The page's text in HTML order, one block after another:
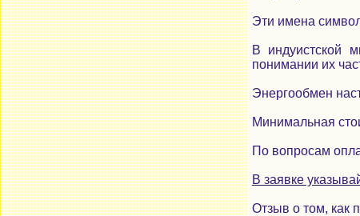
Эти имена
В индуистской
понимании их
Энергообмен
Минимальная
По вопросам
В заявке
Отзыв о том, как